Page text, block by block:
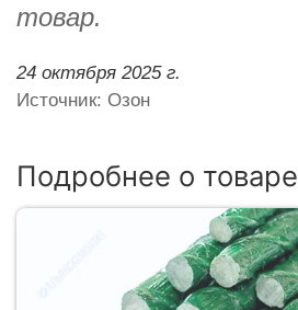
товар.
24 октября 2025 г.
Источник: Озон
Подробнее о товаре